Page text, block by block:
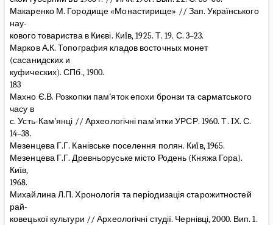
Макаренко М. Городище «Монастирище» // Зап. Українського
нау-
кового товариства в Києві. Киïв, 1925. Т. 19. С. 3–23.
Марков А.К. Топография кладов восточных монет
(сасанидских и
куфических). СПб., 1900.
183
Махно Є.В. Розкопки пам’яток епохи бронзи та сарматського
часу в
с. Усть-Кам’янці // Археологічні пам’ятки УРСР. 1960. Т. IХ. С.
14–38.
Мезенцева Г.Г. Канівське поселення полян. Киïв, 1965.
Мезенцева Г.Г. Древньоруське місто Родень (Княжа Гора).
Киïв,
1968.
Михайлина Л.П. Хронологія та періодизація старожитностей
рай-
ковецької культури // Археологічні студії. Чернівці, 2000. Вип. 1.